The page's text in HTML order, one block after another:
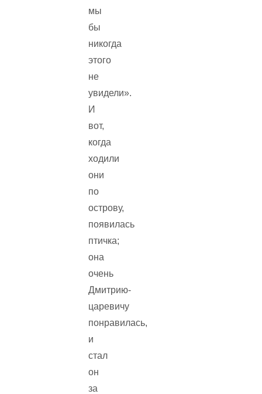
мы
бы
никогда
этого
не
увидели».
И
вот,
когда
ходили
они
по
острову,
появилась
птичка;
она
очень
Дмитрию-
царевичу
понравилась,
и
стал
он
за